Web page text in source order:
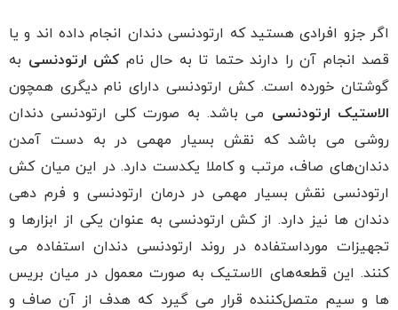
اگر جزو افرادی هستید که ارتودنسی دندان انجام داده اند و یا
قصد انجام آن را دارند حتما تا به حال نام کش ارتودنسی به
گوشتان خورده است. کش ارتودنسی دارای نام دیگری همچون
الاستیک ارتودنسی می باشد. به صورت کلی ارتودنسی دندان
روشی می باشد که نقش بسیار مهمی در به دست آمدن
دندان‌های صاف، مرتب و کاملا یکدست دارد. در این میان کش
ارتودنسی نقش بسیار مهمی در درمان ارتودنسی و فرم دهی
دندان ها نیز دارد. از کش ارتودنسی به عنوان یکی از ابزارها و
تجهیزات مورداستفاده در روند ارتودنسی دندان استفاده می
کنند. این قطعه‌های الاستیک به صورت معمول در میان بریس
ها و سیم متصل‌کننده قرار می گیرد که هدف از آن صاف و